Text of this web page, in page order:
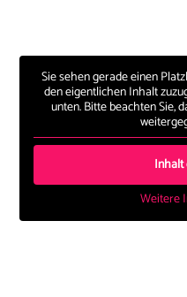
Sie sehen gerade einen
den eigentlichen Inhalt
unten. Bitte beachten Sie,
Weitere